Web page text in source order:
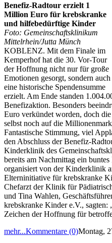
Benefiz-Radtour erzielt 1
Million Euro für krebskranke
und hilfebedürftige Kinder
Foto: Gemeinschaftsklinikum
Mittelrhein/Jutta Münch
KOBLENZ. Mit dem Finale im
Kemperhof hat die 30. Vor-Tour
der Hoffnung nicht nur für große
Emotionen gesorgt, sondern auch
eine historische Spendensumme
erzielt. Am Ende standen
Benefizaktion. Besonders
Euro verkündet worden, doch
selbst noch auf die
Fantastische Stimmung, viel
den Abschluss der Benefiz-
Kinderklinik des
bereits am Nachmittag ein
organisiert von der Kinderklinik
Elterninitiative für krebskranke
Chefarzt der Klinik für
und Tina Wahlen,
krebskranke Kinder e.V., sagten:
Zeichen der Hoffnung für
mehr...Kommentare (0)Montag,